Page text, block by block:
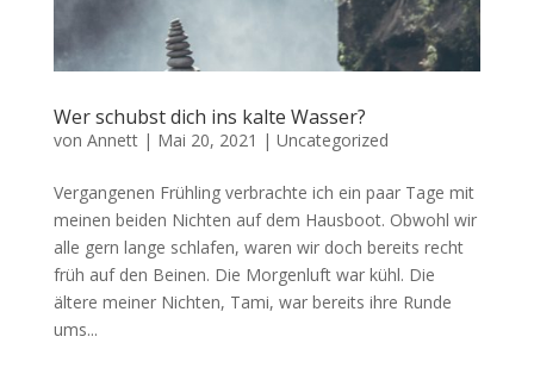
Wer schubst dich ins kalte Wasser?
von Annett| Mai 20, 2021 | Uncategorized
Vergangenen Frühling verbrachte ich ein paar Tage mit
meinen beiden Nichten auf dem Hausboot. Obwohl wir
alle gern lange schlafen, waren wir doch bereits recht
früh auf den Beinen. Die Morgenluft war kühl. Die
ältere meiner Nichten, Tami, war bereits ihre Runde
ums...